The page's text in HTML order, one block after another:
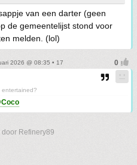
van een darter (geen
de gemeentelijst stond voor
melden. (lol)
2026 @ 08:35 • 17
Refinery89